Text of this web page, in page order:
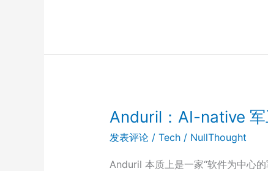
75）
Anduril：AI-native 军
发表评论 / Tech/ NullThought
Anduril 本质上是一家“软件为中心